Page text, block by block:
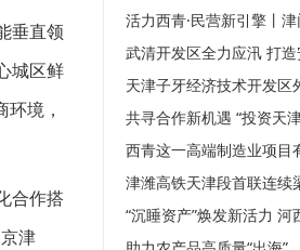
垂直领
城区鲜
境，
合作搭
津
西青这一高端制造业项目
津潍高铁天津段首联连续